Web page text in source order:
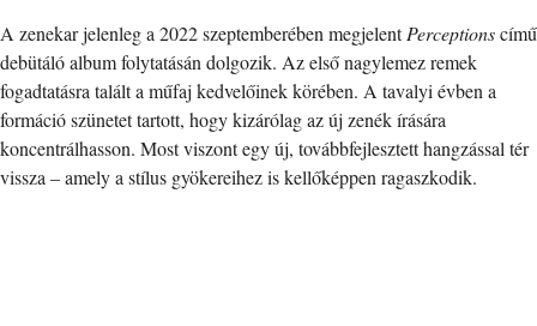
A zenekar jelenleg a 2022 szeptemberében megjelentPerceptionscímű
debütáló album folytatásán dolgozik. Az első nagylemez remek
fogadtatásra talált a műfaj kedvelőinek körében. A tavalyi évben a
formáció szünetet tartott, hogy kizárólag az új zenék írására
koncentrálhasson. Most viszont egy új, továbbfejlesztett hangzással tér
vissza – amely a stílus gyökereihez is kellőképpen ragaszkodik.